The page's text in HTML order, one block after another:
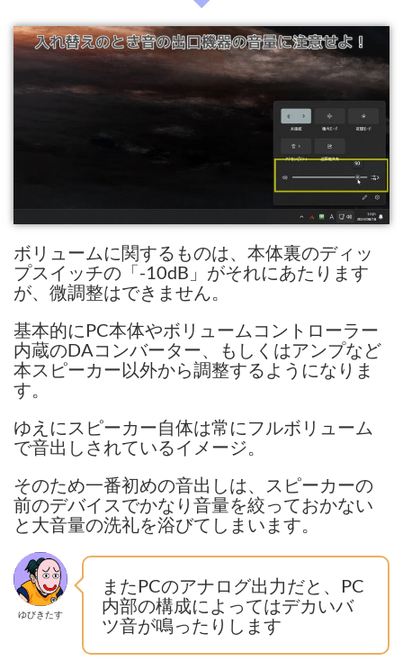
ボリュームに関するものは、本体裏のディッ
プスイッチの「-10dB」がそれにあたります
が、微調整はできません。
基本的にPC本体やボリュームコントローラー
内蔵のDAコンバーター、もしくはアンプなど
本スピーカー以外から調整するようになりま
す。
ゆえにスピーカー自体は常にフルボリューム
で音出しされているイメージ。
そのため一番初めの音出しは、スピーカーの
前のデバイスでかなり音量を絞っておかない
と大音量の洗礼を浴びてしまいます。
ゆびきたす
またPCのアナログ出力だと、PC
内部の構成によってはデカいバ
ツ音が鳴ったりします